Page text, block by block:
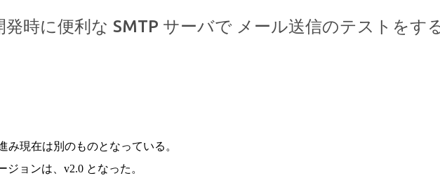
時に便利な SMTP サーバで メール送信のテストをす
み現在は別のものとなっている。
ョンは、v2.0 となった。